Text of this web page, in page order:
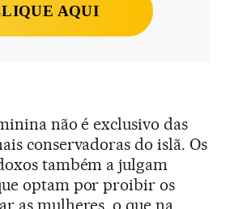
AQUI
não é exclusivo das
conservadoras do islã. Os
também a julgam
optam por proibir os
as mulheres, o que na